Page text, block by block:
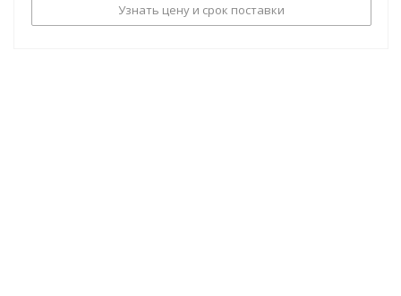
Узнать цену и срок поставки